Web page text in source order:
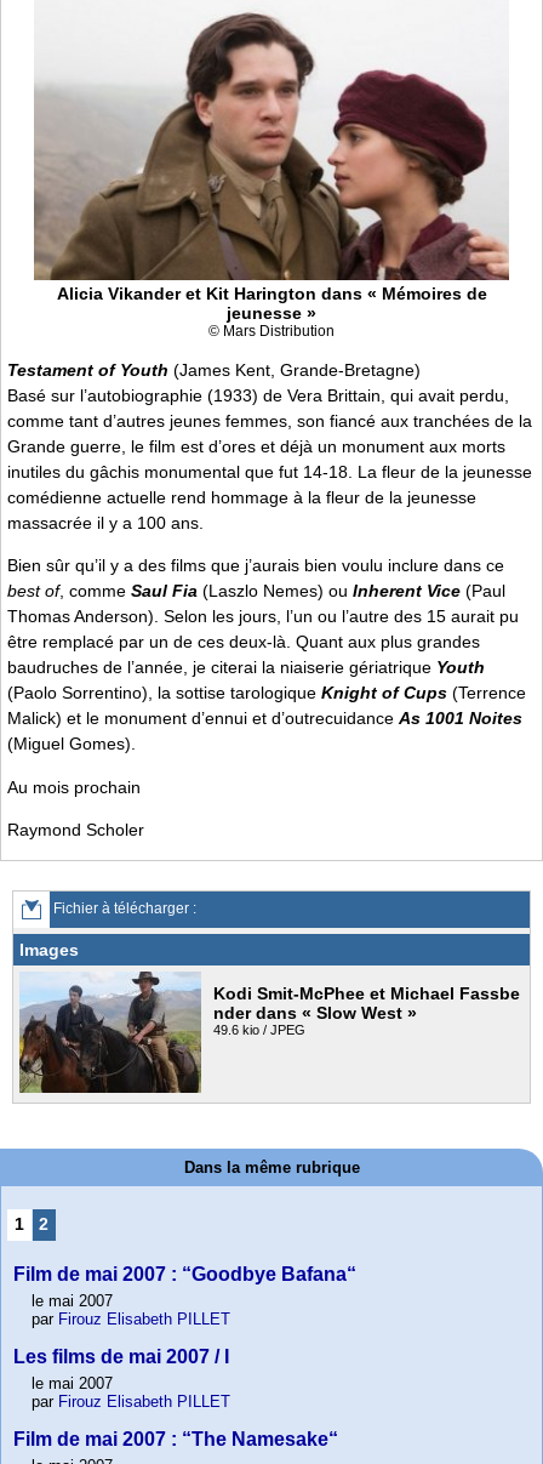
Alicia Vikander et Kit Harington dans « Mémoires de
jeunesse »
© Mars Distribution
Testament of Youth (James Kent, Grande-Bretagne)
Basé sur l’autobiographie (1933) de Vera Brittain, qui avait perdu,
comme tant d’autres jeunes femmes, son fiancé aux tranchées de la
Grande guerre, le film est d’ores et déjà un monument aux morts
inutiles du gâchis monumental que fut 14-18. La fleur de la jeunesse
comédienne actuelle rend hommage à la fleur de la jeunesse
massacrée il y a 100 ans.
Bien sûr qu’il y a des films que j’aurais bien voulu inclure dans ce
best of, comme Saul Fia (Laszlo Nemes) ou Inherent Vice (Paul
Thomas Anderson). Selon les jours, l’un ou l’autre des 15 aurait pu
être remplacé par un de ces deux-là. Quant aux plus grandes
baudruches de l’année, je citerai la niaiserie gériatrique Youth
(Paolo Sorrentino), la sottise tarologique Knight of Cups (Terrence
Malick) et le monument d’ennui et d’outrecuidance As 1001 Noites
(Miguel Gomes).
Au mois prochain
Raymond Scholer
Fichier à télécharger :
Images
Kodi Smit-McPhee et Michael Fassbe
nder dans « Slow West »
49.6 kio / JPEG
Dans la même rubrique
1 2
Film de mai 2007 : “Goodbye Bafana“
le mai 2007
par Firouz Elisabeth PILLET
Les films de mai 2007 / I
le mai 2007
par Firouz Elisabeth PILLET
Film de mai 2007 : “The Namesake“